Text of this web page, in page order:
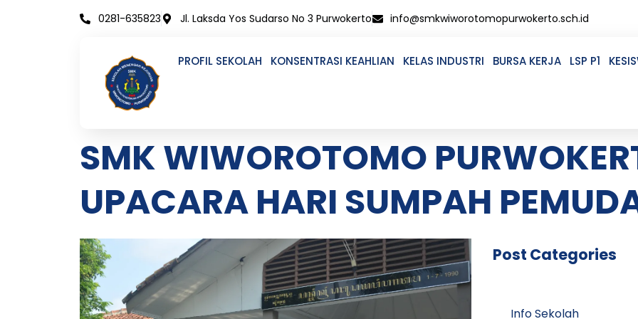
0281-635823 Jl. Laksda Yos Sudarso No 3 Purwokerto info@smkwiworotomopurwokerto.sch.id
PROFIL SEKOLAH KONSENTRASI KEAHLIAN KELAS INDUSTRI BURSA KERJA LSP P1
SMK WIWOROTOMO
UPACARA HARI SUMPAH
Post Categories
Info Sekolah